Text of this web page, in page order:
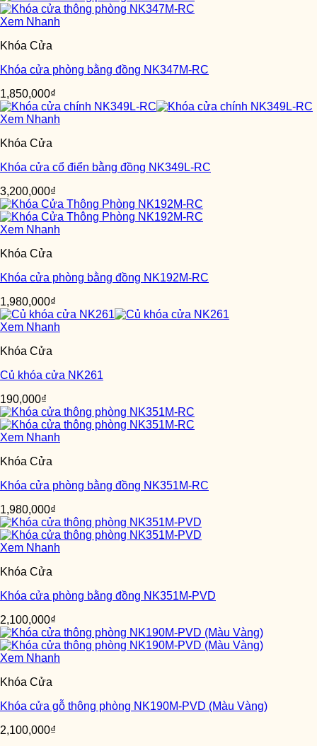
Xem Nhanh
Khóa Cửa
Khóa cửa phòng bằng đồng NK347M-RC
1,850,000₫
Xem Nhanh
Khóa Cửa
Khóa cửa cổ điển bằng đồng NK349L-RC
3,200,000₫
Xem Nhanh
Khóa Cửa
Khóa cửa phòng bằng đồng NK192M-RC
1,980,000₫
Xem Nhanh
Khóa Cửa
Củ khóa cửa NK261
190,000₫
Xem Nhanh
Khóa Cửa
Khóa cửa phòng bằng đồng NK351M-RC
1,980,000₫
Xem Nhanh
Khóa Cửa
Khóa cửa phòng bằng đồng NK351M-PVD
2,100,000₫
Xem Nhanh
Khóa Cửa
Khóa cửa gỗ thông phòng NK190M-PVD (Màu Vàng)
2,100,000₫